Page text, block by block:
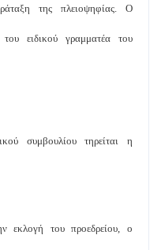
της πλειοψηφίας. Ο
ειδικού γραμματέα του
συμβουλίου τηρείται η
εκλογή του προεδρείου, ο